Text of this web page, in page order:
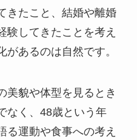
きたこと、結婚や離婚
験してきたことを考え
があるのは自然です。
美貌や体型を見るとき
なく、48歳という年
る運動や食事への考え